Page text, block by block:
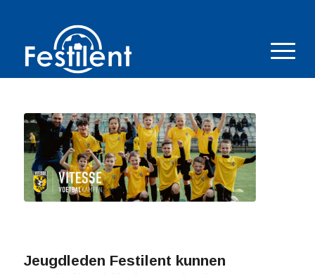
Jeugdleden Festilent kunnen